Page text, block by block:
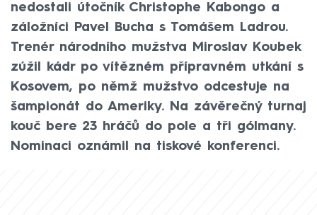
nedostali útočník Christophe Kabongo a
záložníci Pavel Bucha s Tomášem Ladrou.
Trenér národního mužstva Miroslav Koubek
zúžil kádr po vítězném přípravném utkání s
Kosovem, po němž mužstvo odcestuje na
šampionát do Ameriky. Na závěrečný turnaj
kouč bere 23 hráčů do pole a tři gólmany.
Nominaci oznámil na tiskové konferenci.